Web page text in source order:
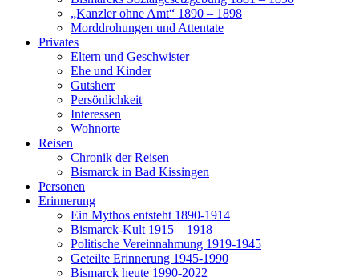
„Kanzler ohne Amt“ 1890 – 1898
Morddrohungen und Attentate
Privates
Eltern und Geschwister
Ehe und Kinder
Gutsherr
Persönlichkeit
Interessen
Wohnorte
Reisen
Chronik der Reisen
Bismarck in Bad Kissingen
Personen
Erinnerung
Ein Mythos entsteht 1890-1914
Bismarck-Kult 1915 – 1918
Politische Vereinnahmung 1919-1945
Geteilte Erinnerung 1945-1990
Bismarck heute 1990-2022